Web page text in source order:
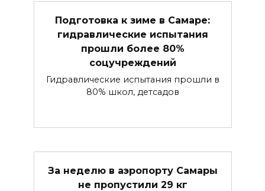
Подготовка к зиме в Самаре:
гидравлические испытания
прошли более 80%
соцучреждений
Гидравлические испытания прошли в
80% школ, детсадов
За неделю в аэропорту Самары
не пропустили 29 кг